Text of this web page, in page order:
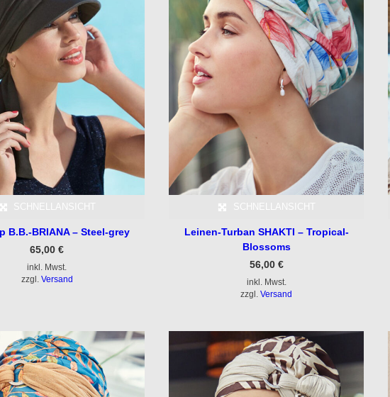
SCHNELLANSICHT
B.B.-BRIANA – Steel-grey
65,00€
inkl. Mwst.
zzgl. Versand
SCHNELLANSICHT
Leinen-Turban SHAKTI – Tropical-
Blossoms
56,00 €
inkl. Mwst.
zzgl.Versand